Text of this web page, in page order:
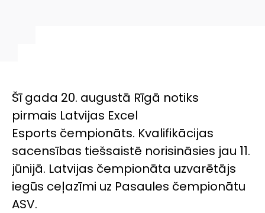
Šī gada 20. augustā Rīgā notiks
pirmais Latvijas Excel
Esports čempionāts. Kvalifikācijas
sacensības tiešsaistē norisināsies jau 11.
jūnijā. Latvijas čempionāta uzvarētājs
iegūs ceļazīmi uz Pasaules čempionātu
ASV.